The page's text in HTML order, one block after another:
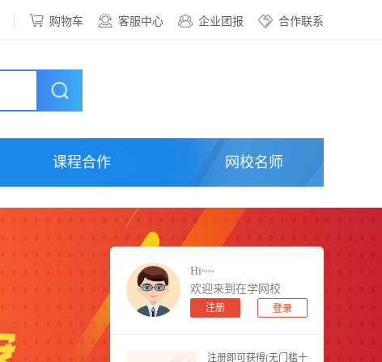
购物车 客服中心 企业团报 合作联系
课程合作 网校名师
Hi~~
欢迎来到在学网校
注册 登录
注册即可获得(无门槛十